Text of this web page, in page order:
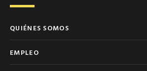
QUIÉNES SOMOS
EMPLEO